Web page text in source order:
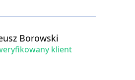
Borowski
klient